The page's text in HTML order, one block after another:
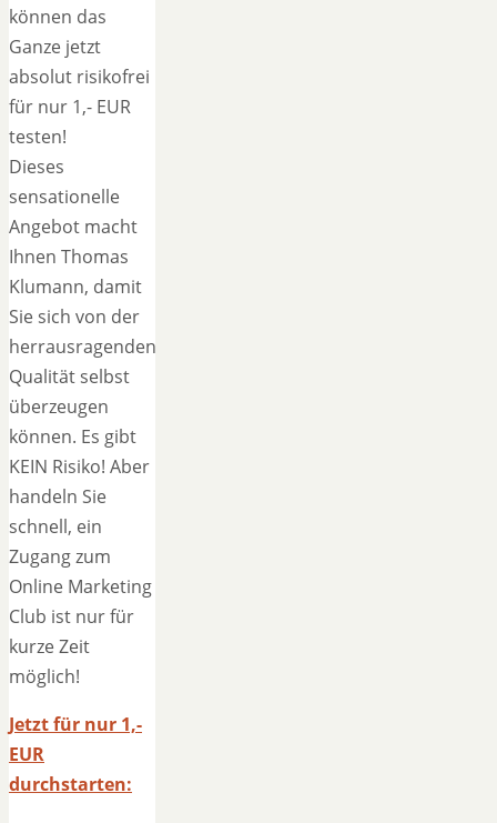
können das
Ganze jetzt
absolut risikofrei
für nur 1,- EUR
testen!
Dieses
sensationelle
Angebot macht
Ihnen Thomas
Klumann, damit
Sie sich von der
herrausragenden
Qualität selbst
überzeugen
können. Es gibt
KEIN Risiko! Aber
handeln Sie
schnell, ein
Zugang zum
Online Marketing
Club ist nur für
kurze Zeit
möglich!
Jetzt für nur 1,-
EUR
durchstarten: